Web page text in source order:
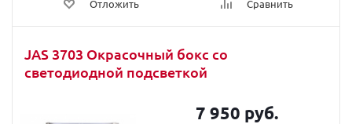
Отложить Сравнить
JAS 3703 Окрасочный бокс со
светодиодной подсветкой
7 950 руб.